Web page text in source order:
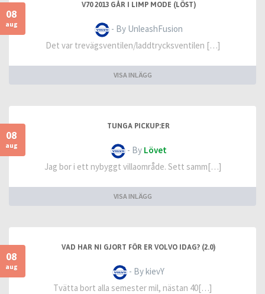
08
aug
V70 2013 GÅR I LIMP MODE (LÖST)
- By UnleashFusion
Det var trevägsventilen/laddtrycksventilen […]
VISA INLÄGG
08
aug
TUNGA PICKUP:ER
- By Lövet
Jag bor i ett nybyggt villaområde. Sett samm[…]
VISA INLÄGG
08
aug
VAD HAR NI GJORT FÖR ER VOLVO IDAG? (2.0)
- By kievY
Tvätta bort alla semester mil, nästan 40[…]